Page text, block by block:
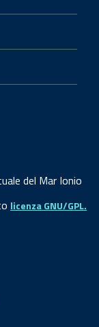
del Mar Ionio
licenza GNU/GPL.